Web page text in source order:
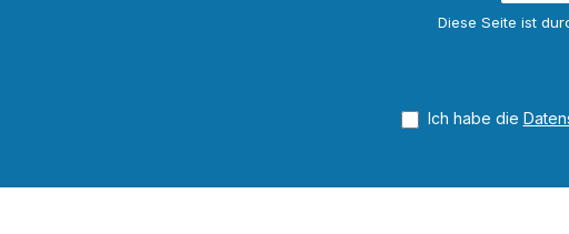
Diese Seite ist
Ich habe die